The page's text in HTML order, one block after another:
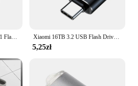
Xiaomi 16TB 3.2 USB Flash Drive Wodoodporny, szybki transfer Type-c Interfejs 2 w 1 Uniwersalny do telefonu komórkowego i komputera
5,25zł